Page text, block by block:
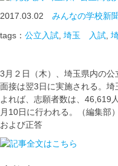
2017.03.02 みんなの学校新
tags： 公立入試 埼玉 入試
3月２日（木）、埼玉県内の公
面接は翌3日に実施される。
よれば、志願者数は、46,619
月10日に行われる。（編集部
および正答